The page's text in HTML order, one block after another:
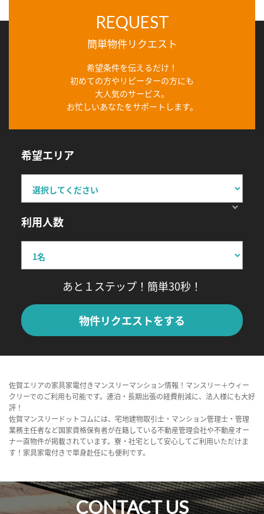
REQUEST
簡単物件リクエスト
希望条件を伝えるだけ！
初めての方やリピーターの方にも
大人気のサービス。
お忙しいあなたをサポートします。
希望エリア
利用人数
あと１ステップ！簡単30秒！
物件リクエストをする
佐賀エリアの家具家電付きマンスリーマンション情報！マンスリー＋ウィー
クリーでのご利用も可能です。連泊・長期出張の経費削減に、法人様にも大好
評！
佐賀マンスリードットコムには、宅地建物取引士・マンション管理士・管理
業務主任者など国家資格保有者が在籍している不動産管理会社や不動産オー
ナー直物件が掲載されています。寮・社宅として安心してご利用いただけま
す！家具家電付きで単身赴任にも便利です。
CONTACT US